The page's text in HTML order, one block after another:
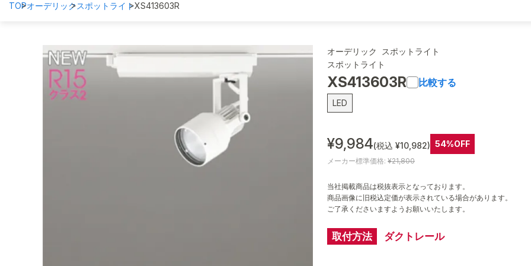
TOPオーデリックスポットライトXS413603R
オーデリック スポットライト
スポットライト
XS413603R 比較する
LED
¥9,984(税込 ¥10,982) 54%OFF
メーカー標準価格: ¥21,800
当社掲載商品は税抜表示となっております。
商品画像に旧税込定価が表示されている場合があります。
ご了承くださいますようお願いいたします。
取付方法 ダクトレール